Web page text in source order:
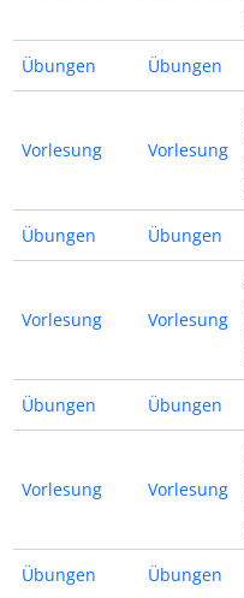
Übungen Übungen
Vorlesung Vorlesung
Übungen Übungen
Vorlesung Vorlesung
Übungen Übungen
Vorlesung Vorlesung
Übungen Übungen